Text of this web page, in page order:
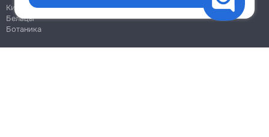
Кишинёв
Бельцы
Ботаника